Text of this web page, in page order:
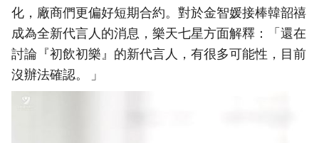
化，廠商們更偏好短期合約。對於金智媛接棒韓韶禧
成為全新代言人的消息，樂天七星方面解釋：「還在
討論『初飲初樂』的新代言人，有很多可能性，目前
沒辦法確認。 」